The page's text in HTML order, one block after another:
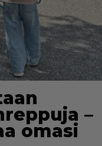
–
omasi